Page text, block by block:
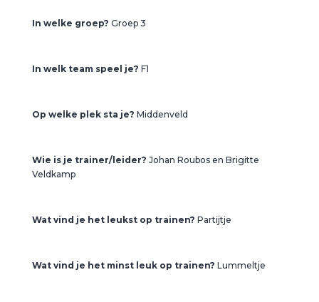
In welke groep? Groep 3
In welk team speel je? F1
Op welke plek sta je? Middenveld
Wie is je trainer/leider? Johan Roubos en Brigitte
Veldkamp
Wat vind je het leukst op trainen? Partijtje
Wat vind je het minst leuk op trainen? Lummeltje